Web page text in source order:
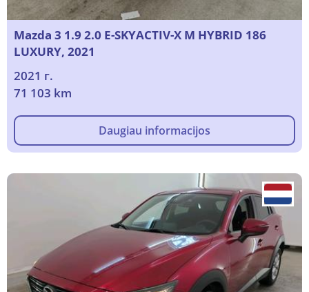
Mazda 3 1.9 2.0 E-SKYACTIV-X M HYBRID 186
LUXURY, 2021
2021 г.
71 103 km
Daugiau informacijos